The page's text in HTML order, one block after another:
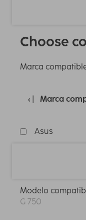
Choose
Marca
Marca
Asus
Modelo
G 750